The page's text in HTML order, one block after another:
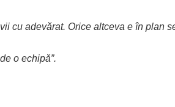
cu adevărat. Orice altceva e în plan
o echipă”.